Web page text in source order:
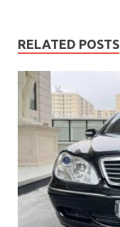
RELATED POSTS